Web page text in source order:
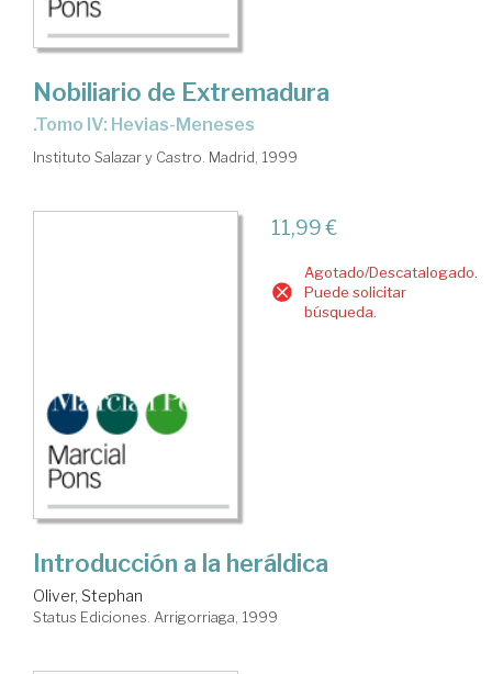
Nobiliario de Extremadura
.Tomo IV: Hevias-Meneses
Instituto Salazar y Castro. Madrid, 1999
11,99 €
Agotado/Descatalogado.
Puede solicitar
búsqueda.
Introducción a la heráldica
Oliver, Stephan
Status Ediciones. Arrigorriaga, 1999